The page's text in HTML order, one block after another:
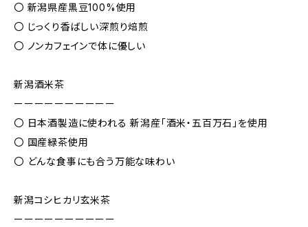
〇 新潟県産黒豆100%使用
〇 じっくり香ばしい深煎り焙煎
〇 ノンカフェインで体に優しい
新潟酒米茶
ーーーーーーーーーー
〇 日本酒製造に使われる 新潟産「酒米・五百万石」を使用
〇 国産緑茶使用
〇 どんな食事にも合う万能な味わい
新潟コシヒカリ玄米茶
ーーーーーーーーーー